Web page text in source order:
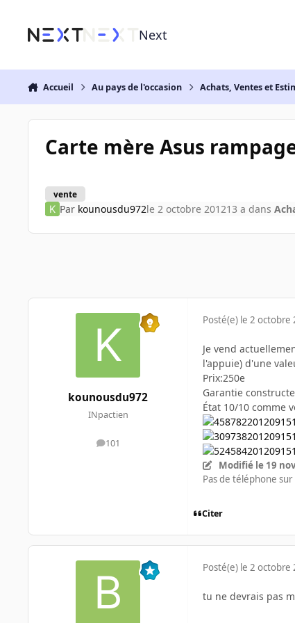
Next
Accueil Au pays de l'occasion Achats, Ventes et
Carte mère Asus
vente
Par kounousdu972le 2 octobre 201213 a dans
kounousdu972
INpactien
101
messages
Posté(e) le 2 octobre
Je vend
l'appuie) d'une
Prix:250e
Garantie
État 10/10 comme
Modifié le 19
Pas de téléphone sur
Citer
Posté(e) le 2 octobre
tu ne devrais pas